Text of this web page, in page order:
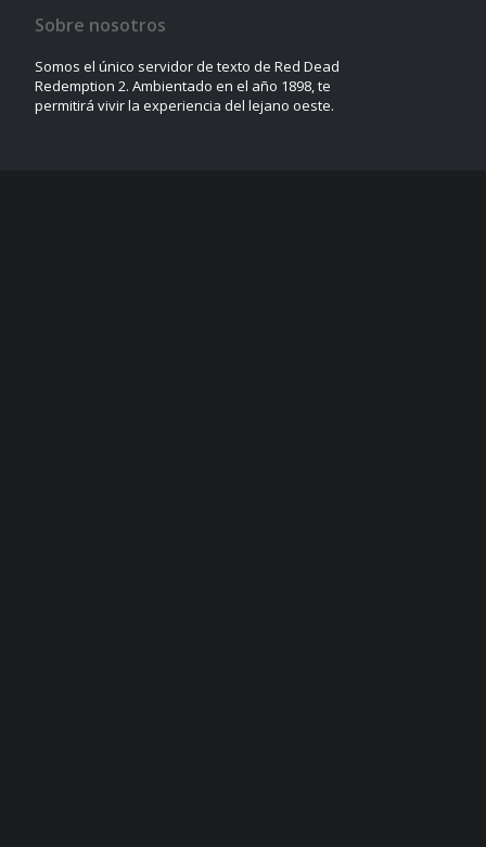
Sobre nosotros
Somos el único servidor de texto de Red Dead
Redemption 2. Ambientado en el año 1898, te
permitirá vivir la experiencia del lejano oeste.